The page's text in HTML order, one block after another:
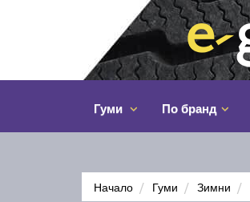
Гуми По бранд
Начало Гуми Зимни